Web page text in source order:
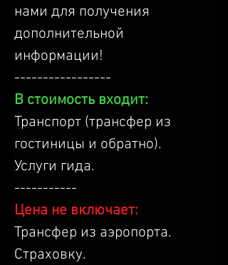
нами для получения
дополнительной
информации!
-----------------
В стоимость входит:
Транспорт (трансфер из
гостиницы и обратно).
Услуги гида.
-----------
Цена не включает:
Трансфер из аэропорта.
Страховку.